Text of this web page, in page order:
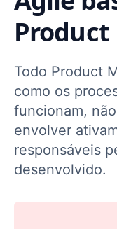
Todo Product
como os
funcionam,
envolver
responsáveis
desenvolvido.